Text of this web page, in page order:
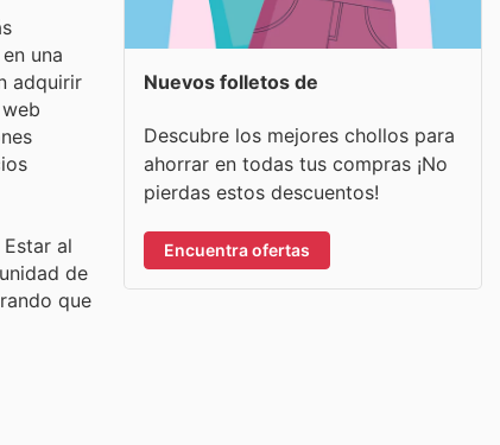
una
adquirir
al
de
que
Nuevos folletos de
Descubre los mejores chollos para
ahorrar en todas tus compras ¡No
pierdas estos descuentos!
Encuentra ofertas